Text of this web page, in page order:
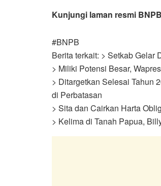
Kunjungi laman resmi
#BNPB
Berita terkait: > Setkab Gelar
> Miliki Potensi Besar,
> Ditargetkan Selesai Tahun
di Perbatasan
> Sita dan Cairkan Harta
> Kelima di Tanah Papua,